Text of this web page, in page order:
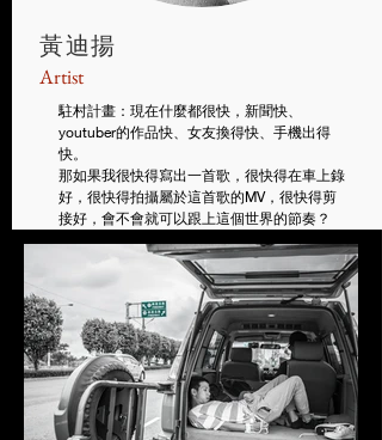
黃迪揚
Artist
駐村計畫：現在什麼都很快，新聞快、
youtuber的作品快、女友換得快、手機出得
快。
那如果我很快得寫出一首歌，很快得在車上錄
好，很快得拍攝屬於這首歌的MV，很快得剪
接好，會不會就可以跟上這個世界的節奏？